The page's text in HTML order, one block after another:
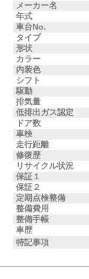
メーカー名
年式
車台No.
タイプ
形状
カラー
内装色
シフト
駆動
排気量
低排出ガス認定
ドア数
車検
走行距離
修復歴
リサイクル状況
保証１
保証２
定期点検整備
整備費用
整備手帳
車歴
特記事項